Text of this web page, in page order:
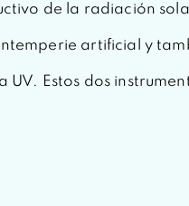
de la radiación
artificial y
Estos dos